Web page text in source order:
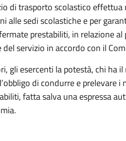
di trasporto scolastico
alle sedi scolastiche e per
prestabiliti, in relazione
del servizio in accordo con il
gli esercenti la potestà, chi ha
di condurre e prelevare
fatta salva una espressa